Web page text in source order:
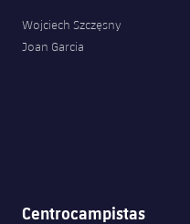
Wojciech Szczęsny
Joan Garcia
Centrocampistas